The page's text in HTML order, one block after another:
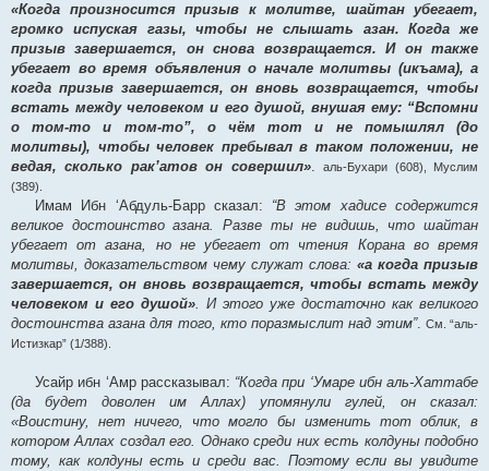
«Когда произносится призыв к молитве, шайтан убегает,
громко испуская газы, чтобы не слышать азан. Когда же
призыв завершается, он снова возвращается. И он также
убегает во время объявления о начале молитвы (икъама), а
когда призыв завершается, он вновь возвращается, чтобы
встать между человеком и его душой, внушая ему: “Вспомни
о том-то и том-то”, о чём тот и не помышлял (до
молитвы), чтобы человек пребывал в таком положении, не
ведая, сколько рак’атов он совершил».аль-Бухари (608), Муслим
(389).
Имам Ибн ‘Абдуль-Барр сказал: “В этом хадисе содержится
великое достоинство азана. Разве ты не видишь, что шайтан
убегает от азана, но не убегает от чтения Корана во время
молитвы, доказательством чему служат слова: «а когда призыв
завершается, он вновь возвращается, чтобы встать между
человеком и его душой». И этого уже достаточно как великого
достоинства азана для того, кто поразмыслит над этим”. См. “аль-
Истизкар” (1/388).
Усайр ибн ‘Амр рассказывал: “Когда при ‘Умаре ибн аль-Хаттабе
(да будет доволен им Аллах) упомянули гулей, он сказал:
«Воистину, нет ничего, что могло бы изменить тот облик, в
котором Аллах создал его. Однако среди них есть колдуны подобно
тому, как колдуны есть и среди вас. Поэтому если вы увидите